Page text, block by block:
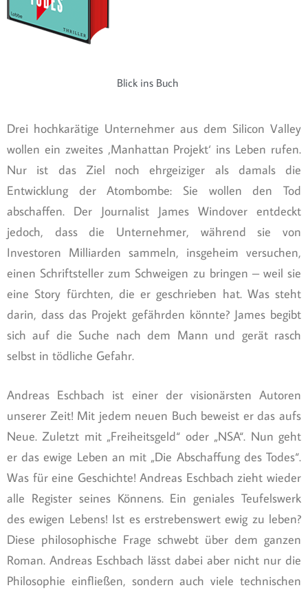
Blick ins Buch
Drei hochkarätige Unternehmer aus dem Silicon Valley
wollen ein zweites ‚Manhattan Projekt‘ ins Leben rufen.
Nur ist das Ziel noch ehrgeiziger als damals die
Entwicklung der Atombombe: Sie wollen den Tod
abschaffen. Der Journalist James Windover entdeckt
jedoch, dass die Unternehmer, während sie von
Investoren Milliarden sammeln, insgeheim versuchen,
einen Schriftsteller zum Schweigen zu bringen – weil sie
eine Story fürchten, die er geschrieben hat. Was steht
darin, dass das Projekt gefährden könnte? James begibt
sich auf die Suche nach dem Mann und gerät rasch
selbst in tödliche Gefahr.
Andreas Eschbach ist einer der visionärsten Autoren
unserer Zeit! Mit jedem neuen Buch beweist er das aufs
Neue. Zuletzt mit „Freiheitsgeld“ oder „NSA“. Nun geht
er das ewige Leben an mit „Die Abschaffung des Todes“.
Was für eine Geschichte! Andreas Eschbach zieht wieder
alle Register seines Könnens. Ein geniales Teufelswerk
des ewigen Lebens! Ist es erstrebenswert ewig zu leben?
Diese philosophische Frage schwebt über dem ganzen
Roman. Andreas Eschbach lässt dabei aber nicht nur die
Philosophie einfließen, sondern auch viele technischen